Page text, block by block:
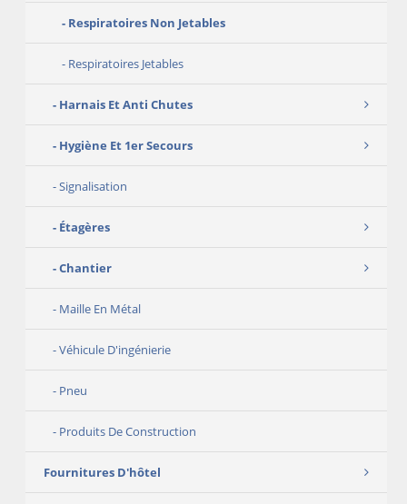
Respiratoires Non Jetables
Respiratoires Jetables
Harnais Et Anti Chutes
Hygiène Et 1er Secours
Signalisation
Étagères
Chantier
Maille En Métal
Véhicule D'ingénierie
Pneu
Produits De Construction
Fournitures D'hôtel